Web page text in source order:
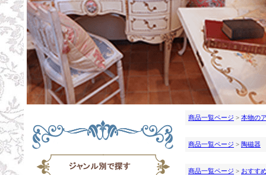
商品一覧ページ > 本物の
商品一覧ページ > 陶磁器
商品一覧ページ > おすす